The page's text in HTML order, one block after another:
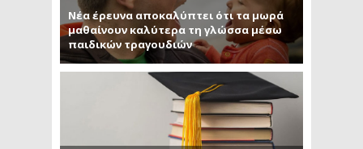
Νέα έρευνα αποκαλύπτει ότι τα μωρά
μαθαίνουν καλύτερα τη γλώσσα μέσω
παιδικών τραγουδιών